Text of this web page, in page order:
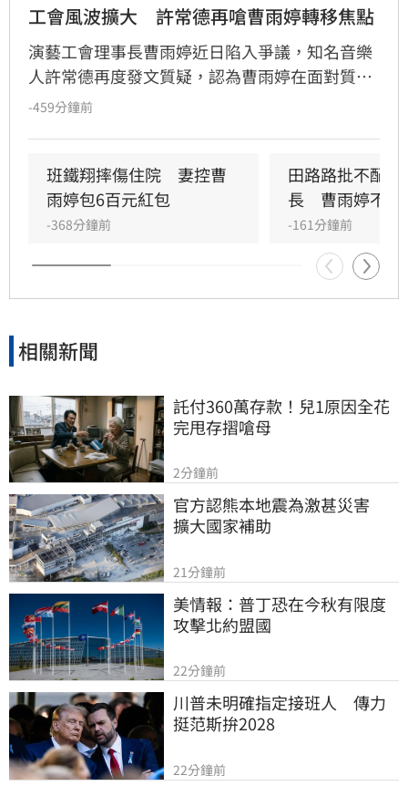
工會風波擴大　許常德再嗆曹雨婷轉移焦點
演藝工會理事長曹雨婷近日陷入爭議，知名音樂
人許常德再度發文質疑，認為曹雨婷在面對質疑
時，不應反問資深藝人池秋美關於田路路協助的
外界關注工會運作屬合理公共討論，核心在於工
會是否善盡職責，而非轉移焦點至個別藝人身
上。由於曹雨婷曾主動表示協助田路路，隨後引
發外界檢視工會作為，許常德呼籲曹雨婷應公開
說明近年會務內容，包括會費、企業贊助與政府
補助等經費運用情形，確保財務透明公開，才能
員權益獲得實質保障與完善照顧。
-459分鐘前
班鐵翔摔傷住院　妻控曹
雨婷包6百元紅包
-368分鐘前
田路路批不配
長　曹雨婷不忍
-161分鐘前
相關新聞
託付360萬存款！兒1原因全花
完甩存摺嗆母
2分鐘前
官方認熊本地震為激甚災害
擴大國家補助
21分鐘前
美情報：普丁恐在今秋有限度
攻擊北約盟國
22分鐘前
川普未明確指定接班人　傳力
挺范斯拚2028
22分鐘前